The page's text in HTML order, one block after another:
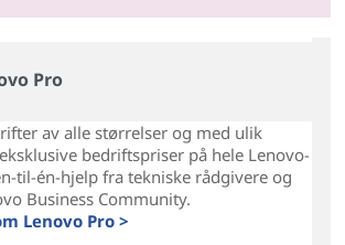
Pro
av alle størrelser og med ulik
bedriftspriser på hele Lenovo-
til-én-hjelp fra tekniske rådgivere og
Business Community.
Lenovo Pro >